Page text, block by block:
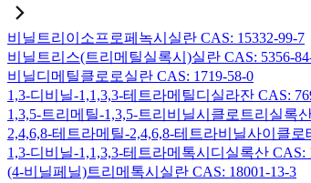
비닐트리이소프로페녹시실란 CAS: 15332-99-7
비닐트리스(트리메틸실록시)실란 CAS: 5356-
비닐디메틸클로로실란 CAS: 1719-58-0
1,3-디비닐-1,1,3,3-테트라메틸디실라잔 CAS:
1,3,5-트리메틸-1,3,5-트리비닐시클로트리실록
2,4,6,8-테트라메틸-2,4,6,8-테트라비닐사이클
1,3-디비닐-1,1,3,3-테트라메톡시디실록산 CAS:
(4-비닐페닐)트리메톡시실란 CAS: 18001-13-3